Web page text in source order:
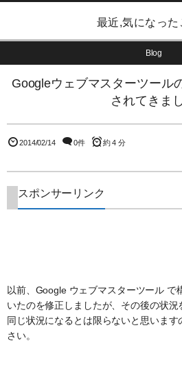
最近,気になった
Blog
Googleウェブマスターツール
されてきま
2014/02/14 0件 約 4 分
スポンサーリンク
以前、Google ウェブマスターツール で
いたのを修正しましたが、その後の状
同じ状況になるとは限らないと思いま
さい。